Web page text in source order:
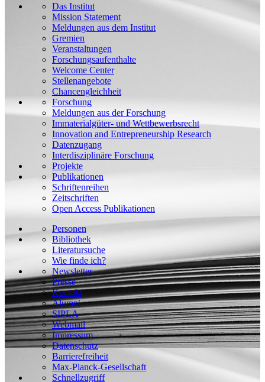
Das Institut
Mission Statement
Meldungen aus dem Institut
Gremien
Veranstaltungen
Forschungsaufenthalte
Welcome Center
Stellenangebote
Chancengleichheit
Forschung
Meldungen aus der Forschung
Immaterialgüter- und Wettbewerbsrecht
Innovation and Entrepreneurship Research
Datenzugang
Interdisziplinäre Forschung
Projekte
Publikationen
Schriftenreihen
Zeitschriften
Open Access Publikationen
Personen
Bibliothek
Literatursuche
Wie finde ich?
Newsletter
Presse
Kontakt
Alumni
SIPLA
Webmail
Impressum
Datenschutz
Barrierefreiheit
Max-Planck-Gesellschaft
Schnellzugriff